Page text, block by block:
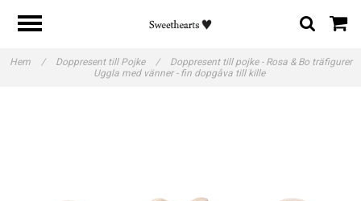
Hem / Doppresent till Pojke /
Doppresent till pojke - Rosa & Bo träfigurer
Uggla med vänner - fin dopgåva till kille